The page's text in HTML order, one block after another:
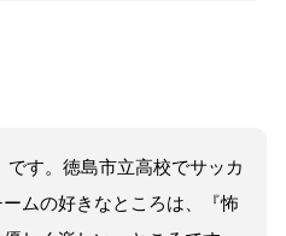
す。徳島市立高校でサッカ
ムの好きなところは、『怖